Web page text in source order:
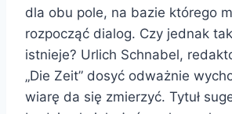
dla obu pole, na bazie którego
rozpocząć dialog. Czy jednak
istnieje? Urlich Schnabel,
„Die Zeit” dosyć odważnie
wiarę da się zmierzyć. Tytuł